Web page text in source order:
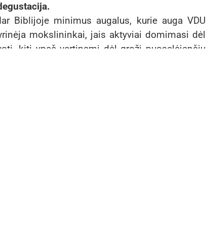
Biblijoje minimus augalus, kurie auga VDU
mokslininkai, jais aktyviai domimasi dėl
kiti ypač vertinami dėl grožį puoselėjančių